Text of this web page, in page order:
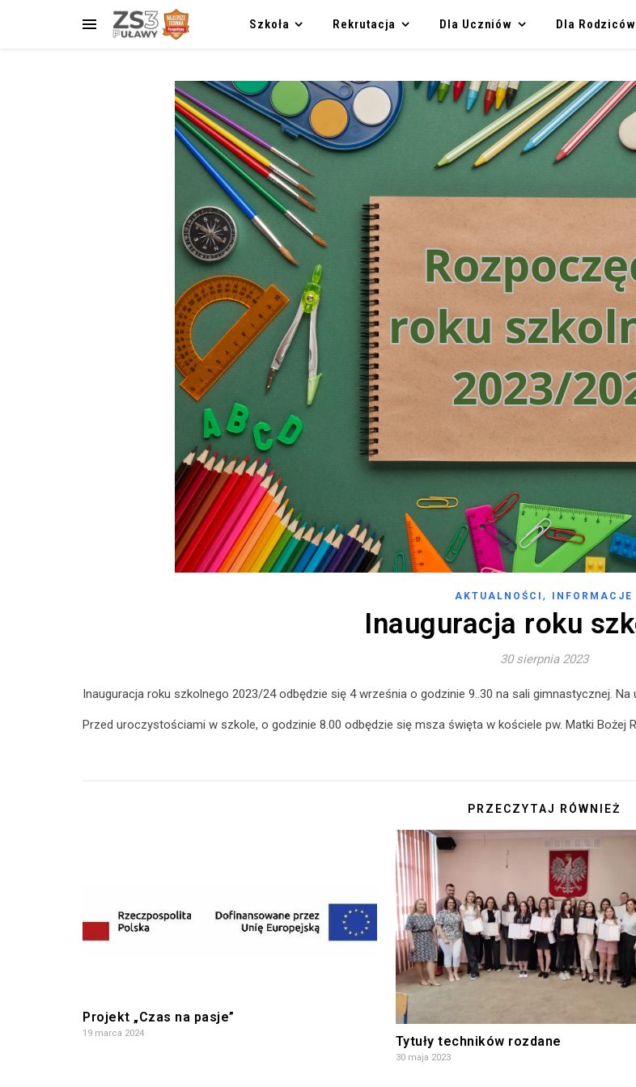
Szkoła Rekrutacja Dla Uczniów Dla Rodziców
AKTUALNOŚCI , INFORMACJE
Inauguracja roku
30 sierpnia 2023
Inauguracja roku szkolnego 2023/24 odbędzie się 4 września o godzinie 9..30 na sali gimnastycznej.
Przed uroczystościami w szkole, o godzinie 8.00 odbędzie się msza święta w kościele pw. Matki Bożej
PRZECZYTAJ RÓWNIEŻ
Projekt „Czas na pasje”
19 marca 2024
Tytuły techników rozdane
30 maja 2023